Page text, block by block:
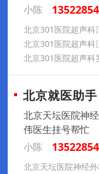
小陈
北京301医院超声科
北京301医院超声科
北京301医院超声科
北京就医助手
北京天坛医院神
伟医生挂号帮忙
小陈
北京天坛医院神经